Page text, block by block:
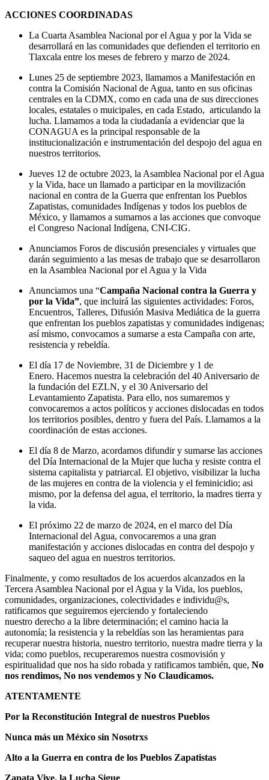
ACCIONES COORDINADAS
La Cuarta Asamblea Nacional por el Agua y por la Vida se
desarrollará en las comunidades que defienden el territorio en
Tlaxcala entre los meses de febrero y marzo de 2024.
Lunes 25 de septiembre 2023, llamamos a Manifestación en
contra la Comisión Nacional de Agua, tanto en sus oficinas
centrales en la CDMX, como en cada una de sus direcciones
locales, estatales o muicipales, en cada Estado, articulando la
lucha. Llamamos a toda la ciudadanía a evidenciar que la
CONAGUA es la principal responsable de la
institucionalización e instrumentación del despojo del agua en
nuestros territorios.
Jueves 12 de octubre 2023, la Asamblea Nacional por el Agua
y la Vida, hace un llamado a participar en la movilización
nacional en contra de la Guerra que enfrentan los Pueblos
Zapatistas, comunidades Indígenas y todos los pueblos de
México, y llamamos a sumarnos a las acciones que convoque
el Congreso Nacional Indígena, CNI-CIG.
Anunciamos Foros de discusión presenciales y virtuales que
darán seguimiento a las mesas de trabajo que se desarrollaron
en la Asamblea Nacional por el Agua y la Vida
Anunciamos una “Campaña Nacional contra la Guerra y
por la Vida”, que incluirá las siguientes actividades: Foros,
Encuentros, Talleres, Difusión Masiva Mediática de la guerra
que enfrentan los pueblos zapatistas y comunidades indigenas;
así mismo, convocamos a sumarse a esta Campaña con arte,
resistencia y rebeldía.
El día 17 de Noviembre, 31 de Diciembre y 1 de
Enero. Hacemos nuestra la celebración del 40 Aniversario de
la fundación del EZLN, y el 30 Aniversario del
Levantamiento Zapatista. Para ello, nos sumaremos y
convocaremos a actos políticos y acciones dislocadas en todos
los territorios posibles, dentro y fuera del País. Llamamos a la
coordinación de estas acciones.
El día 8 de Marzo, acordamos difundir y sumarse las acciones
del Día Internacional de la Mujer que lucha y resiste contra el
sistema capitalista y patriarcal. El objetivo, visibilizar la lucha
de las mujeres en contra de la violencia y el feminicidio; asi
mismo, por la defensa del agua, el territorio, la madres tierra y
la vida.
El próximo 22 de marzo de 2024, en el marco del Día
Internacional del Agua, convocaremos a una gran
manifestación y acciones dislocadas en contra del despojo y
saqueo del agua en nuestros territorios.
Finalmente, y como resultados de los acuerdos alcanzados en la
Tercera Asamblea Nacional por el Agua y la Vida, los pueblos,
comunidades, organizaciones, colectividades e individu@s,
ratificamos que seguiremos ejerciendo y fortaleciendo
nuestro derecho a la libre determinación; el camino hacia la
autonomía; la resistencia y la rebeldías son las heramientas para
recuperar nuestra historia, nuestro territorio, nuestra madre tierra y la
vida; como pueblos, recuperaremos nuestra cosmovisión y
espiritualidad que nos ha sido robada y ratificamos también, que, No
nos rendimos, No nos vendemos y No Claudicamos.
ATENTAMENTE
Por la Reconstitución Integral de nuestros Pueblos
Nunca más un México sin Nosotrxs
Alto a la Guerra en contra de los Pueblos Zapatistas
Zapata Vive, la Lucha Sigue